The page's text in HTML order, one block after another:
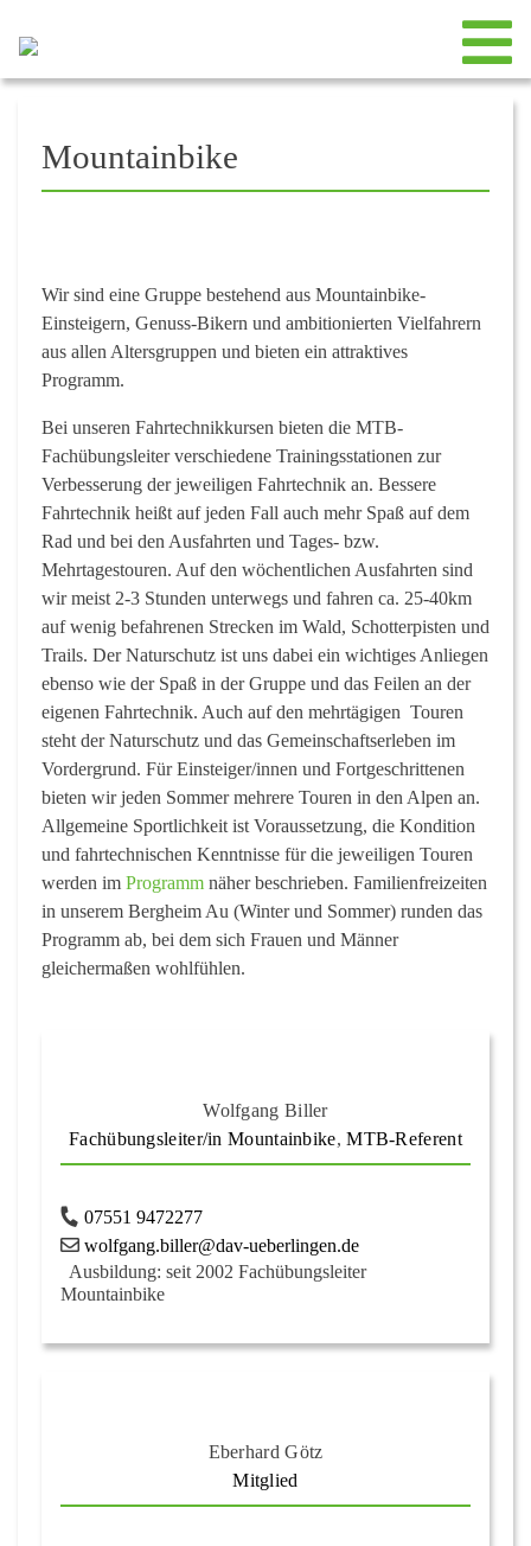
Mountainbike
Wir sind eine Gruppe bestehend aus Mountainbike-
Einsteigern, Genuss-Bikern und ambitionierten Vielfahrern
aus allen Altersgruppen und bieten ein attraktives
Programm.
Bei unseren Fahrtechnikkursen bieten die MTB-
Fachübungsleiter verschiedene Trainingsstationen zur
Verbesserung der jeweiligen Fahrtechnik an. Bessere
Fahrtechnik heißt auf jeden Fall auch mehr Spaß auf dem
Rad und bei den Ausfahrten und Tages- bzw.
Mehrtagestouren. Auf den wöchentlichen Ausfahrten sind
wir meist 2-3 Stunden unterwegs und fahren ca. 25-40km
auf wenig befahrenen Strecken im Wald, Schotterpisten und
Trails. Der Naturschutz ist uns dabei ein wichtiges Anliegen
ebenso wie der Spaß in der Gruppe und das Feilen an der
eigenen Fahrtechnik. Auch auf den mehrtägigen Touren
steht der Naturschutz und das Gemeinschaftserleben im
Vordergrund. Für Einsteiger/innen und Fortgeschrittenen
bieten wir jeden Sommer mehrere Touren in den Alpen an.
Allgemeine Sportlichkeit ist Voraussetzung, die Kondition
und fahrtechnischen Kenntnisse für die jeweiligen Touren
werden im Programm näher beschrieben. Familienfreizeiten
in unserem Bergheim Au (Winter und Sommer) runden das
Programm ab, bei dem sich Frauen und Männer
gleichermaßen wohlfühlen.
Wolfgang Biller
Fachübungsleiter/in Mountainbike,MTB-Referent
07551 9472277
wolfgang.biller@dav-ueberlingen.de
Ausbildung: seit 2002 Fachübungsleiter
Mountainbike
Eberhard Götz
Mitglied